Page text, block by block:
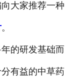
现场
才招聘
系我们
大家推荐一种
。
的研发基础而
有益的中草药